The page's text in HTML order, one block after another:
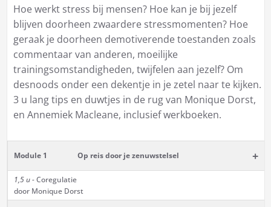
Hoe werkt stress bij mensen? Hoe kan je bij jezelf
blijven doorheen zwaardere stressmomenten? Hoe
geraak je doorheen demotiverende toestanden zoals
commentaar van anderen, moeilijke
trainingsomstandigheden, twijfelen aan jezelf? Om
desnoods onder een dekentje in je zetel naar te kijken.
3 u lang tips en duwtjes in de rug van Monique Dorst,
en Annemiek Macleane, inclusief werkboeken.
Module 1 Op reis door je zenuwstelsel +
1,5 u -Coregulatie
door Monique Dorst